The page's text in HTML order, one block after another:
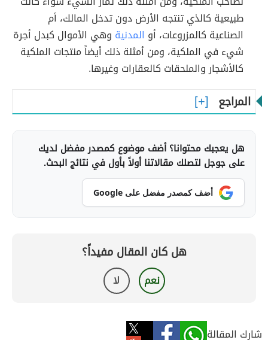
طبيعية كالذي تنتجه الأرض دون تدخل المالك، أم
الصناعية كالمزروعات، أو المدنية وهي الأموال كبدل أجرة
شيء في الملكية، ومن أمثلة ذلك أيضاً منتجات الملكية
كالأشجار والملحقات كالعقارات وغيرها.
المراجع
هل يعجبك محتوانا؟ أضف موضوع كمصدر مفضل لديك
على جوجل لتصلك مقالاتنا أولاً بأول في نتائج البحث.
أضف كمصدر مفضل على Google
هل كان المقال مفيداً؟
نعم لا
شارك المقالة